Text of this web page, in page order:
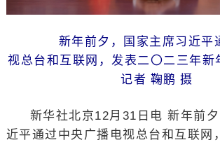
新年前夕，国家主席习近平
视总台和互联网，发表二〇二三年新
记者 鞠鹏 摄
新华社北京12月31日电 新年前
近平通过中央广播电视总台和互联网